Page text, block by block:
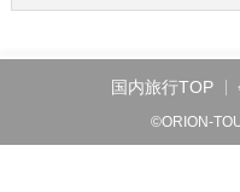
国内旅行TOP
©ORION-